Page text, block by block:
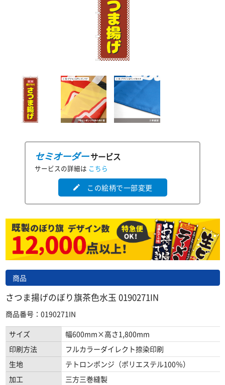
セミオーダーサービス
サービスの詳細は こちら
edit この絵柄で一部変更
商品
さつま揚げのぼり旗茶色水玉 0190271IN
商品番号：0190271IN
サイズ
幅600mm×高さ1,800mm
印刷方法
フルカラーダイレクト捺染印刷
生地
テトロンポンジ（ポリエステル100％）
加工
三方三巻縫製